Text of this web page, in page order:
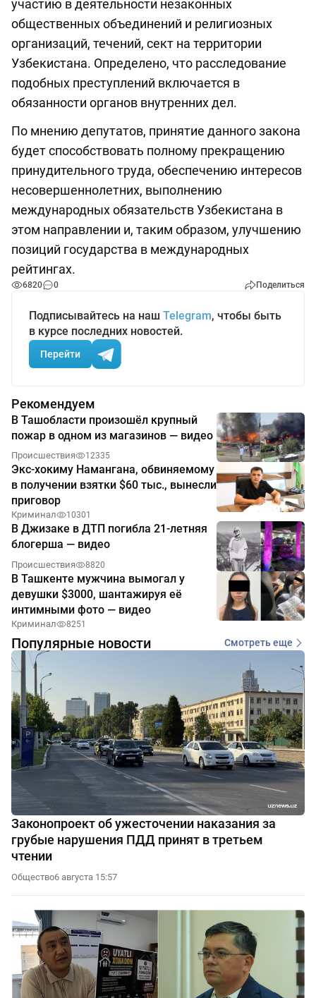
участию в деятельности незаконных
общественных объединений и религиозных
организаций, течений, сект на территории
Узбекистана. Определено, что расследование
подобных преступлений включается в
обязанности органов внутренних дел.
По мнению депутатов, принятие данного закона
будет способствовать полному прекращению
принудительного труда, обеспечению интересов
несовершеннолетних, выполнению
международных обязательств Узбекистана в
этом направлении и, таким образом, улучшению
позиций государства в международных
рейтингах.
6820 0 Поделиться
Подписывайтесь на наш Telegram, чтобы быть
в курсе последних новостей.
Перейти
Рекомендуем
В Ташобласти произошёл крупный
пожар в одном из магазинов — видео
Происшествия 12335
Экс-хокиму Намангана, обвиняемому
в получении взятки $60 тыс., вынесли
приговор
Криминал 10301
В Джизаке в ДТП погибла 21-летняя
блогерша — видео
Происшествия 8820
В Ташкенте мужчина вымогал у
девушки $3000, шантажируя её
интимными фото — видео
Криминал 8251
Популярные новости Смотреть еще
Законопроект об ужесточении наказания за
грубые нарушения ПДД принят в третьем
чтении
Общество6 августа 15:57